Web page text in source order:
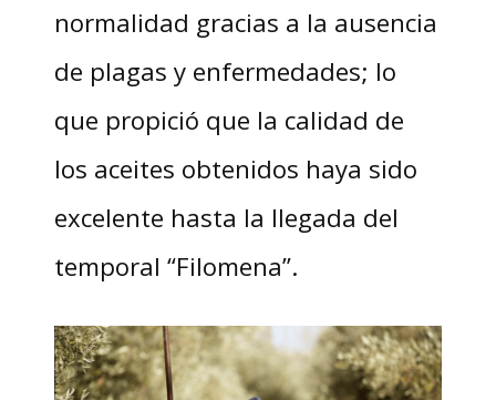
normalidad gracias a la ausencia
de plagas y enfermedades; lo
que propició que la calidad de
los aceites obtenidos haya sido
excelente hasta la llegada del
temporal “Filomena”.